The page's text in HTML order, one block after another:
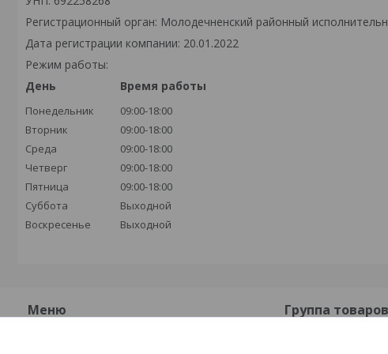
Регистрационный орган: Молодечненский районный
Дата регистрации компании: 20.01.2022
Режим работы:
День
Время работы
Понедельник
09:00-18:00
Вторник
09:00-18:00
Среда
09:00-18:00
Четверг
09:00-18:00
Пятница
09:00-18:00
Суббота
Выходной
Воскресенье
Выходной
Меню Группа товаров